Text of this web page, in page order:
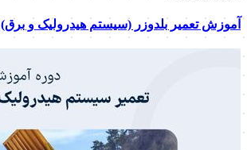
آموزش تعمیر بلدوزر (سیستم هیدرولیک و برق)